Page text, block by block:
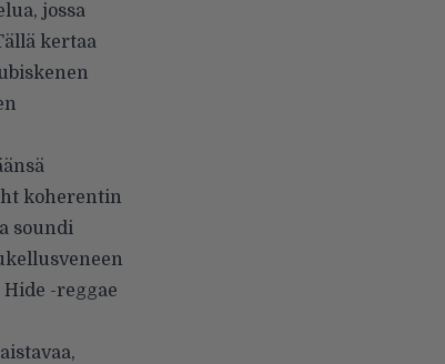
jossa
kertaa
koherentin
soundi
-reggae